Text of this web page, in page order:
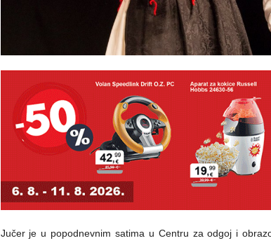
Jučer je u popodnevnim satima u Centru za odgoj i